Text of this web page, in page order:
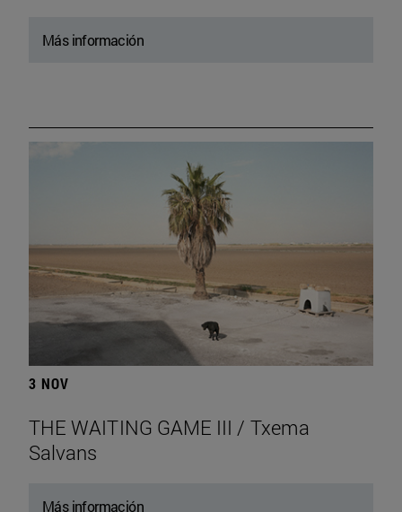
Más información
3 NOV
THE WAITING GAME III / Txema
Salvans
Más información